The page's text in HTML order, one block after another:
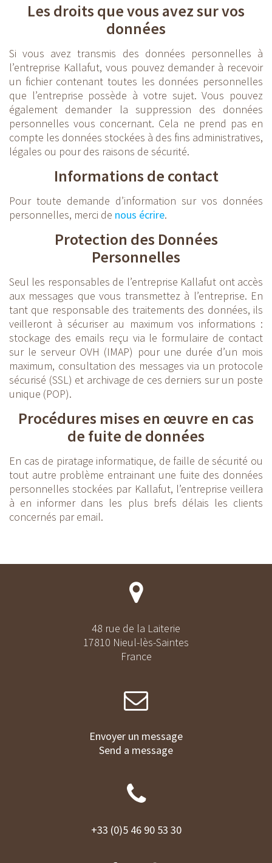
Les droits que vous avez sur vos
données
Si vous avez transmis des données personnelles à
l’entreprise Kallafut, vous pouvez demander à recevoir
un fichier contenant toutes les données personnelles
que l’entreprise possède à votre sujet. Vous pouvez
également demander la suppression des données
personnelles vous concernant. Cela ne prend pas en
compte les données stockées à des fins administratives,
légales ou pour des raisons de sécurité.
Informations de contact
Pour toute demande d’information sur vos données
personnelles, merci de nous écrire.
Protection des Données
Personnelles
Seul les responsables de l’entreprise Kallafut ont accès
aux messages que vous transmettez à l’entreprise. En
tant que responsable des traitements des données, ils
veilleront à sécuriser au maximum vos informations :
stockage des emails reçu via le formulaire de contact
sur le serveur OVH (IMAP) pour une durée d’un mois
maximum, consultation des messages via un protocole
sécurisé (SSL) et archivage de ces derniers sur un poste
unique (POP).
Procédures mises en œuvre en cas
de fuite de données
En cas de piratage informatique, de faille de sécurité ou
tout autre problème entrainant une fuite des données
personnelles stockées par Kallafut, l’entreprise veillera
à en informer dans les plus brefs délais les clients
concernés par email.
48 rue de la Laiterie
17810 Nieul-lès-Saintes
France
Envoyer un message
Send a message
+33 (0)5 46 90 53 30